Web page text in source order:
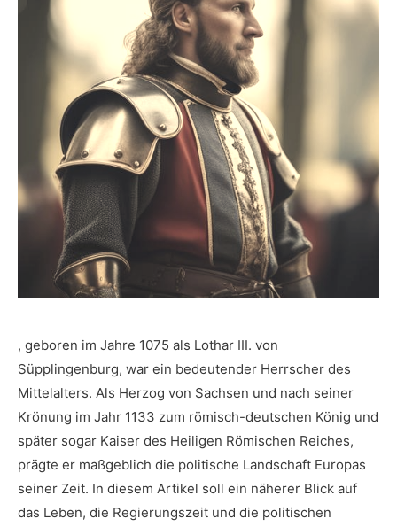
, geboren im Jahre⁤ 1075 als Lothar III. von
Süpplingenburg, war ein bedeutender Herrscher​ des
Mittelalters. Als ‌Herzog von Sachsen und ‍nach seiner
Krönung im Jahr 1133 zum römisch-deutschen König und
später sogar Kaiser des Heiligen Römischen Reiches,
prägte er maßgeblich die politische Landschaft Europas⁤
seiner Zeit. In diesem Artikel soll ein näherer Blick‌ auf‍
das Leben, ⁤die Regierungszeit ⁤und die politischen